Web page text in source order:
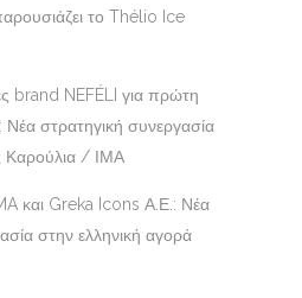
το Thélio Ice
brand NEFÉLI για πρώτη
στρατηγική συνεργασία
Καρούλια / ΙΜΑ
και Greka Icons Α.Ε.: Νέα
στην ελληνική αγορά